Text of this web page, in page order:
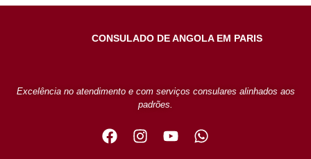
CONSULADO DE ANGOLA EM PARIS
Excelência no atendimento e com serviços consulares alinhados aos
padrões.